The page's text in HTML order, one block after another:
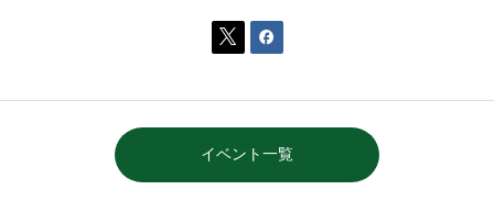
 
イベント一覧